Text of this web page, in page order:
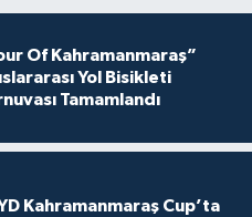
Of Kahramanmaraş”
Yol Bisikleti
Tamamlandı
Kahramanmaraş Cup’ta